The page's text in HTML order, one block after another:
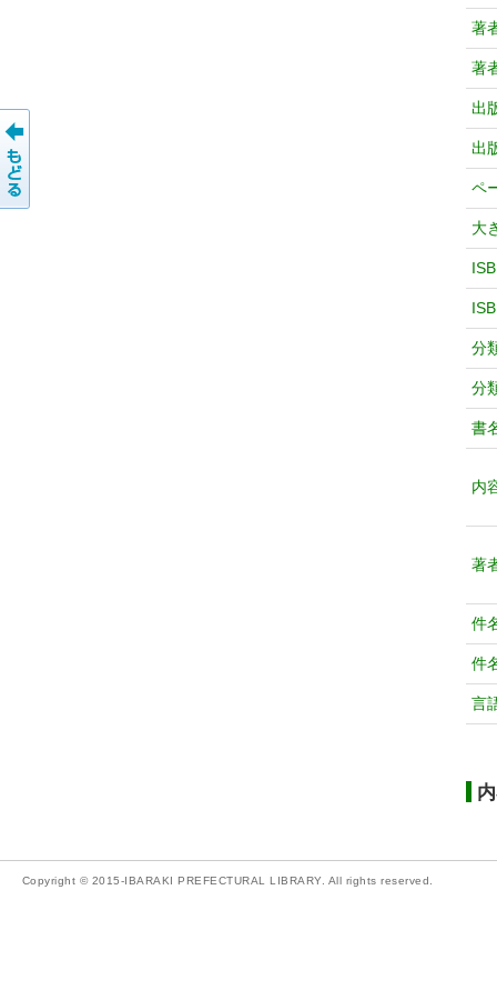
著
著
出
出
ペ
大
分
分
書
内
著
件
件
言
Copyright © 2015-IBARAKI PREFECTURAL LIBRARY. All rights reserved.